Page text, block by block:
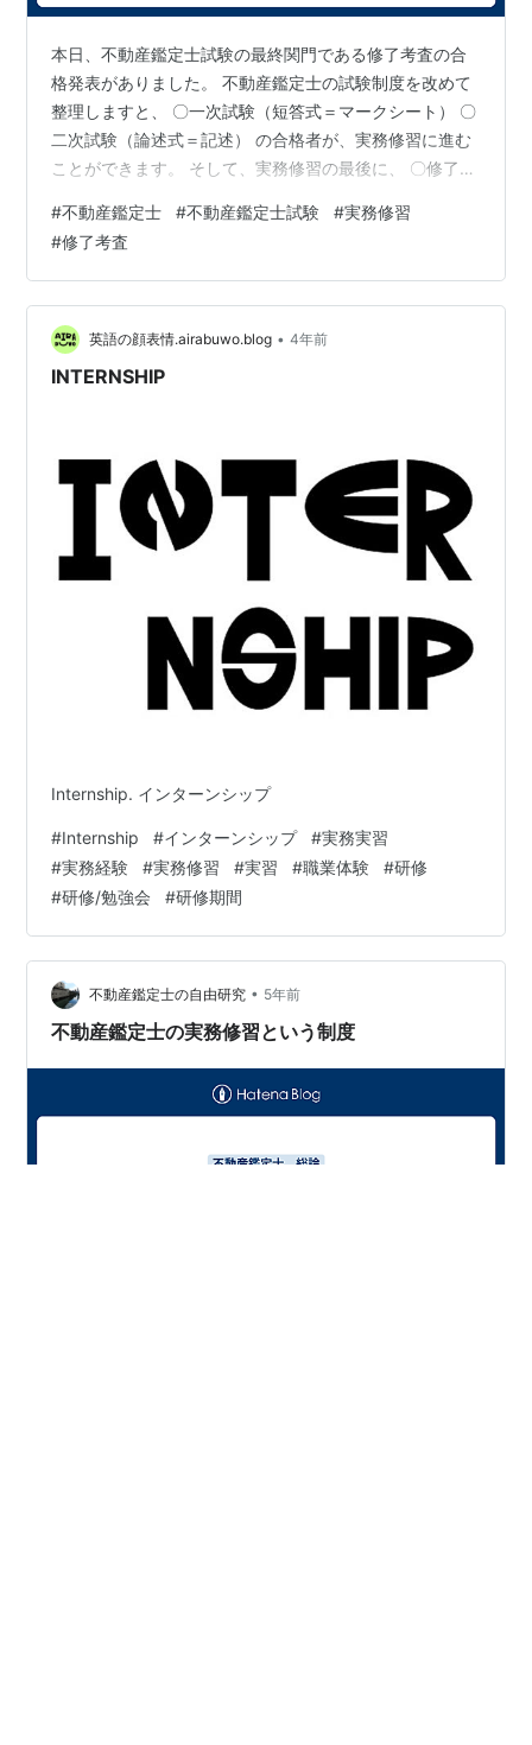
本日、不動産鑑定士試験の最終関門である修了考査の合
格発表がありました。 不動産鑑定士の試験制度を改めて
整理しますと、 〇一次試験（短答式＝マークシート） 〇
二次試験（論述式＝記述） の合格者が、実務修習に進む
ことができます。 そして、実務修習の最後に、 〇修了考
格が得られ、国土交通省に登録して、不動産鑑定士にな
ることができます。 さて、この修了考査、私が受けた第
８回の記録が残っていないので、はっきりと申し上げる
ことはできませんが、たしか９割近くは合格していたよ
うな記憶があります。 ところが、今回、第１５回の合格
率は５９．８％。 なんと、６割を…
#不動産鑑定士 #不動産鑑定士試験 #実務修習
#修了考査
英語の顔表情.airabuwo.blog • 4年前
INTERNSHIP
Internship. インターンシップ
#Internship #インターンシップ #実務実習
#実務経験 #実務修習 #実習 #職業体験 #研修
#研修/勉強会 #研修期間
不動産鑑定士の自由研究 • 5年前
不動産鑑定士の実務修習という制度